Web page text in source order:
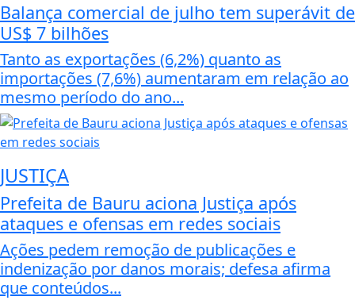
Balança comercial de julho tem superávit de
US$ 7 bilhões
Tanto as exportações (6,2%) quanto as
importações (7,6%) aumentaram em relação ao
mesmo período do ano...
JUSTIÇA
Prefeita de Bauru aciona Justiça após
ataques e ofensas em redes sociais
Ações pedem remoção de publicações e
indenização por danos morais; defesa afirma
que conteúdos...